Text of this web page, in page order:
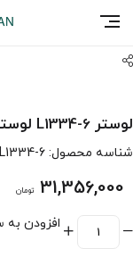
لوستر L1334-6 لوسترسازان
شناسه محصول: L1334-6
31,356,000 تومان
افزودن به